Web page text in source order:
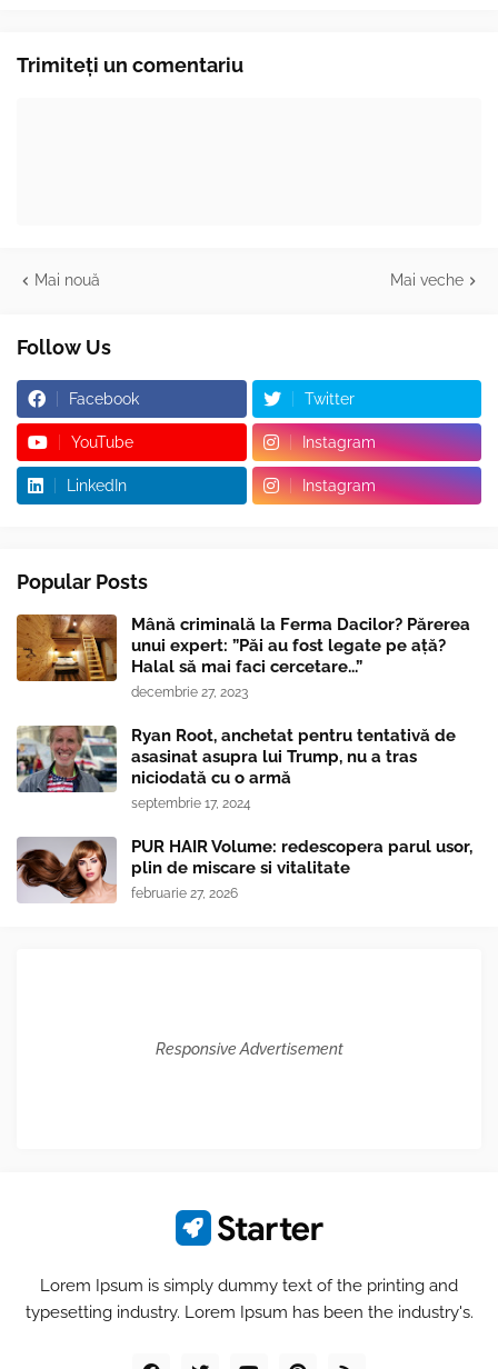
Trimiteți un comentariu
Mai nouă Mai veche
Follow Us
Facebook Twitter
YouTube Instagram
LinkedIn Instagram
Popular Posts
Mână criminală la Ferma Dacilor? Părerea
unui expert: ”Păi au fost legate pe ață?
Halal să mai faci cercetare...”
decembrie 27, 2023
Ryan Root, anchetat pentru tentativă de
asasinat asupra lui Trump, nu a tras
niciodată cu o armă
septembrie 17, 2024
PUR HAIR Volume: redescopera parul usor,
plin de miscare si vitalitate
februarie 27, 2026
Responsive Advertisement
Lorem Ipsum is simply dummy text of the printing and
typesetting industry. Lorem Ipsum has been the industry's.